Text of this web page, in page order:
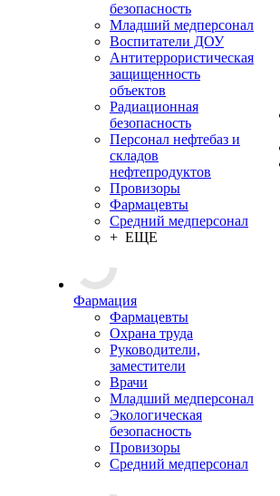
безопасность
Младший медперсонал
Воспитатели ДОУ
Антитеррористическая
защищенность
объектов
Радиационная
безопасность
Персонал нефтебаз и
складов
нефтепродуктов
Провизоры
Фармацевты
Средний медперсонал
+ ЕЩЕ
Фармация
Фармацевты
Охрана труда
Руководители,
заместители
Врачи
Младший медперсонал
Экологическая
безопасность
Провизоры
Средний медперсонал